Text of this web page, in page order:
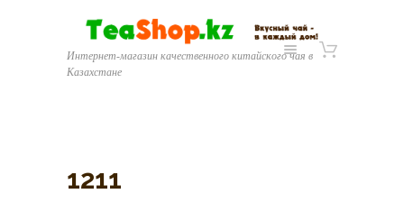
Интернет-магазин качественного китайского чая в
Казахстане
1211